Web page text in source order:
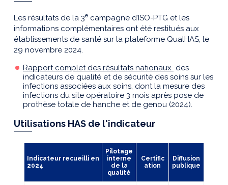
Les résultats de la 3e campagne d’ISO-PTG et les
informations complémentaires ont été restitués aux
établissements de santé sur la plateforme QualHAS, le
29 novembre 2024.
Rapport complet des résultats nationaux des
indicateurs de qualité et de sécurité des soins sur les
infections associées aux soins, dont la mesure des
infections du site opératoire 3 mois après pose de
prothèse totale de hanche et de genou (2024).
Utilisations HAS de l'indicateur
Indicateur recueilli en
2024
Pilotage
interne
de la
qualité
Certific
ation
Diffusion
publique